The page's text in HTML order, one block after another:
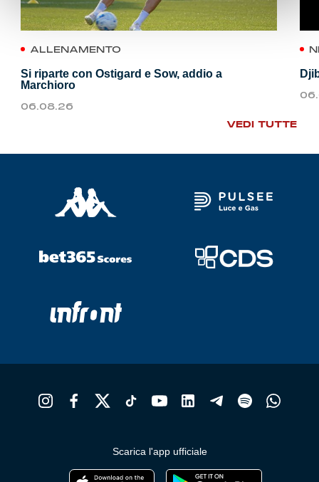
ALLENAMENTO
Si riparte con Ostigard e Sow, addio a
Marchioro
06.08.26
VEDI TUTTE
Scarica l'app ufficiale